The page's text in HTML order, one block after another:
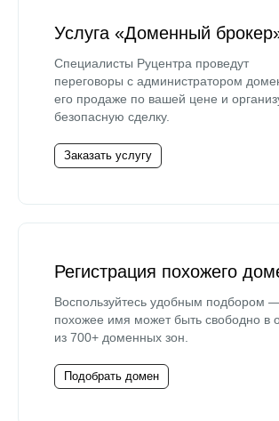
Услуга «Доменный
Специалисты Руцентра проведут
переговоры с администратором
его продаже по вашей цене и
безопасную сделку.
Заказать услугу
Регистрация похожего
Воспользуйтесь удобным подбором
похожее имя может быть свободно в
из 700+ доменных зон.
Подобрать домен